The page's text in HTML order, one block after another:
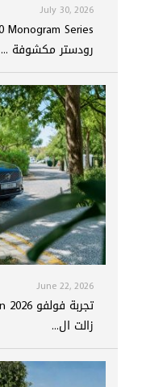
July 30, 2026
رودستر مكشوفة ...
June 22, 2026
زالت ال...